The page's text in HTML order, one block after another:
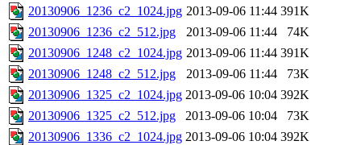
20130906_1236_c2_1024.jpg 2013-09-06 11:44 391K
20130906_1236_c2_512.jpg
2013-09-06 11:44
74K
20130906_1248_c2_1024.jpg 2013-09-06 11:44 391K
20130906_1248_c2_512.jpg
2013-09-06 11:44
73K
20130906_1325_c2_1024.jpg 2013-09-06 10:04 392K
20130906_1325_c2_512.jpg
2013-09-06 10:04
73K
20130906_1336_c2_1024.jpg 2013-09-06 10:04 392K